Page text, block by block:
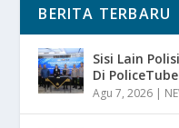
BERITA TERBARU
Sisi Lain
Di
Agu 7, 2026 |